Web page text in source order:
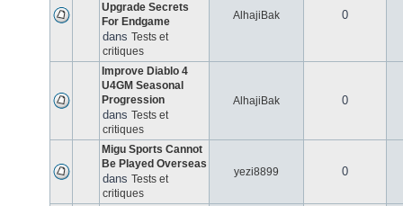
Upgrade Secrets
For Endgame
dans Tests et
critiques
AlhajiBak 0
Improve Diablo 4
U4GM Seasonal
Progression
dans Tests et
critiques
AlhajiBak 0
Migu Sports Cannot
Be Played Overseas
dans Tests et
critiques
yezi8899 0